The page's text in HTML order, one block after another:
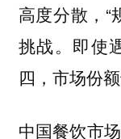
高度分散，“
挑战。即使
四，市场份
中国餐饮市